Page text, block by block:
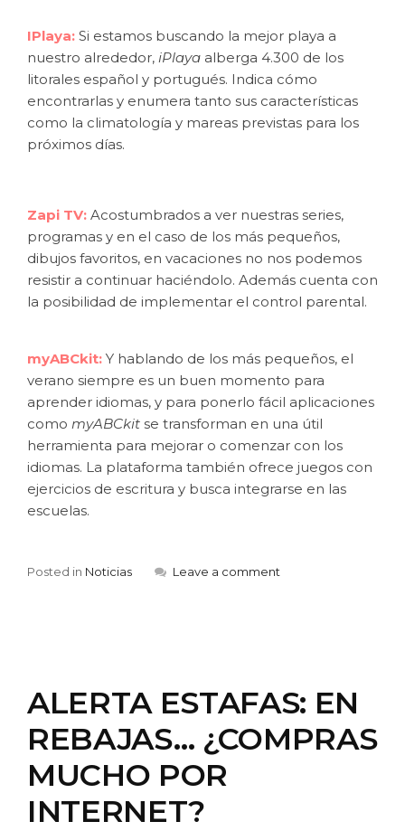
IPlaya: Si estamos buscando la mejor playa a
nuestro alrededor, iPlaya alberga 4.300 de los
litorales español y portugués. Indica cómo
encontrarlas y enumera tanto sus características
como la climatología y mareas previstas para los
próximos días.
Zapi TV: Acostumbrados a ver nuestras series,
programas y en el caso de los más pequeños,
dibujos favoritos, en vacaciones no nos podemos
resistir a continuar haciéndolo. Además cuenta con
la posibilidad de implementar el control parental.
myABCkit: Y hablando de los más pequeños, el
verano siempre es un buen momento para
aprender idiomas, y para ponerlo fácil aplicaciones
como myABCkit se transforman en una útil
herramienta para mejorar o comenzar con los
idiomas. La plataforma también ofrece juegos con
ejercicios de escritura y busca integrarse en las
escuelas.
Posted in Noticias Leave a comment
ALERTA ESTAFAS: EN
REBAJAS… ¿COMPRAS
MUCHO POR
INTERNET?